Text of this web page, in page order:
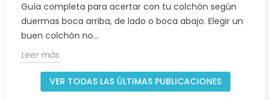
Guía completa para acertar con tu colchón según
duermas boca arriba, de lado o boca abajo. Elegir un
buen colchón no...
Leer más
VER TODAS LAS ÚLTIMAS PUBLICACIONES